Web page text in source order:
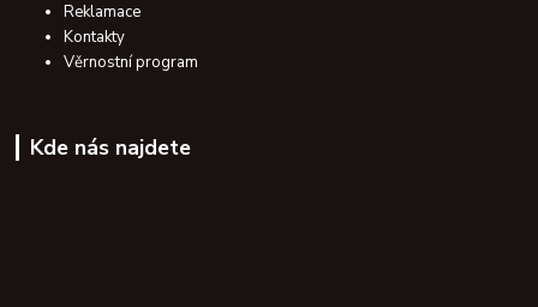
Reklamace
Kontakty
Věrnostní program
Kde nás najdete